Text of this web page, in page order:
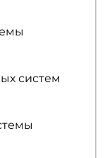
систем